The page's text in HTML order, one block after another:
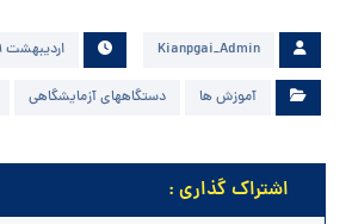
Kianpgai_Admin اردیبهشت ۱۹, ۱۴۰۵
آموزش ها دستگاههای آزمایشگاهی